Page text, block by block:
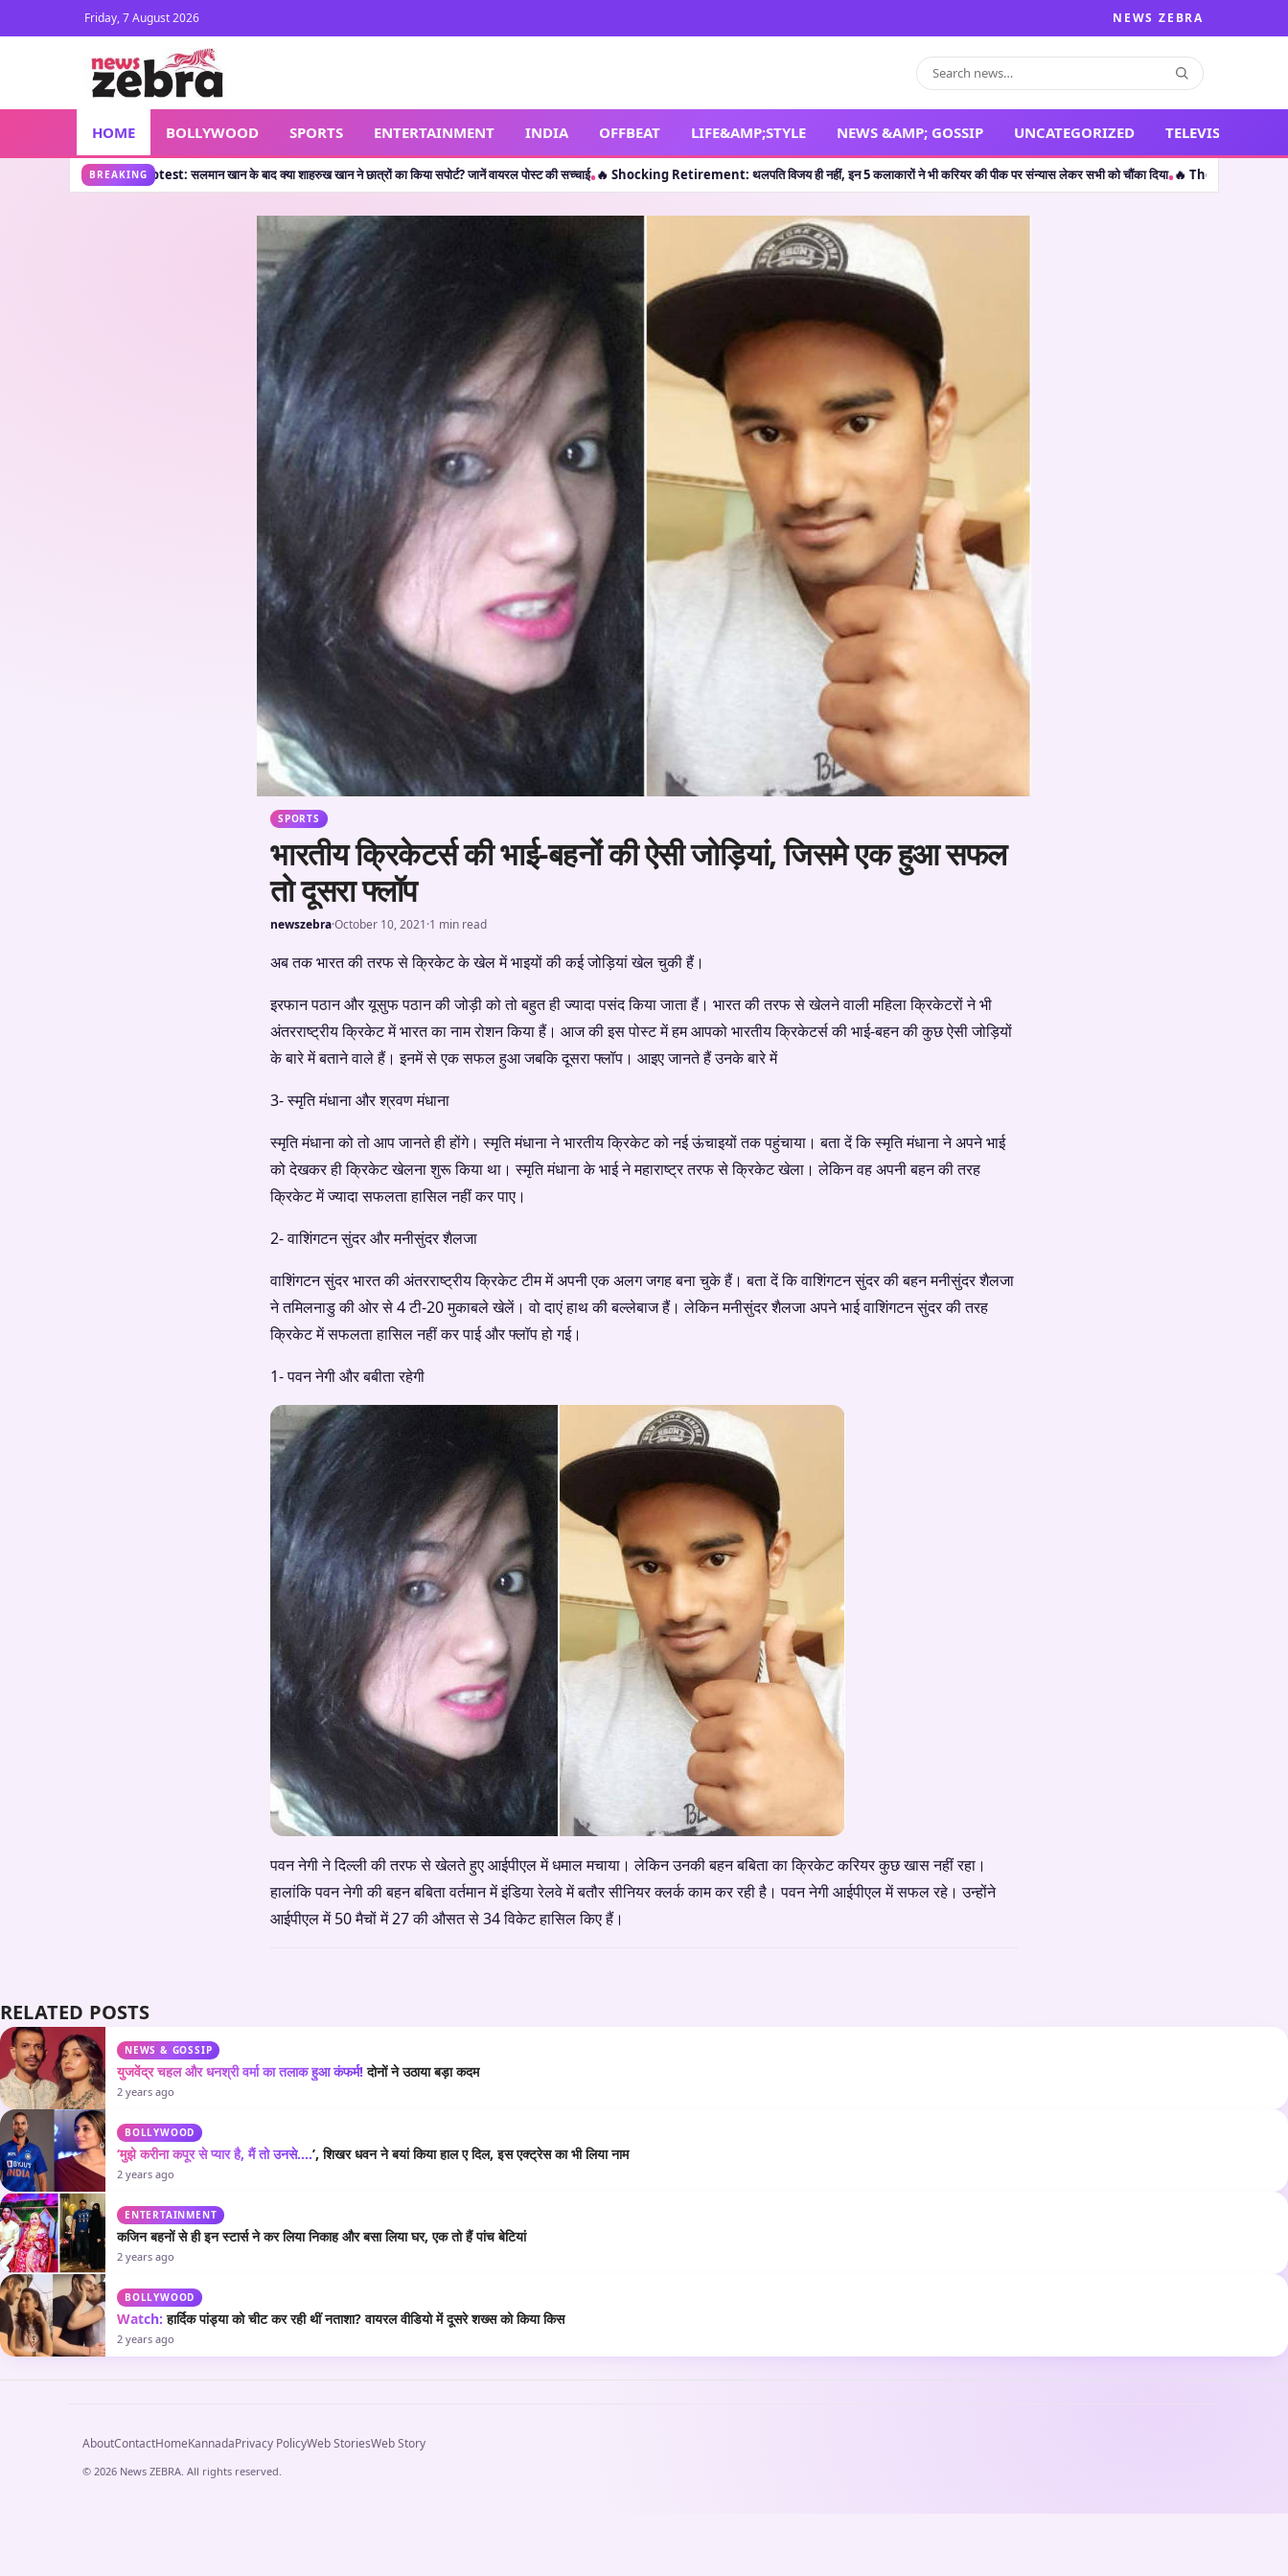
Friday, 7 August 2026 NEWS ZEBRA
HOME BOLLYWOOD SPORTS ENTERTAINMENT INDIA OFFBEAT LIFE&AMP;STYLE NEWS &AMP; GOSSIP UNCATEGORIZED TELEVISION
BREAKING
Protest: सलमान खान के बाद क्या शाहरुख खान ने छात्रों का किया सपोर्ट? जानें वायरल पोस्ट की सच्चाई•🔥 Shocking Retirement: थलपति विजय ही नहीं, इन 5 कलाकारों ने भी करियर की पीक पर संन्यास लेकर सभी को चौंका दिया•🔥 The Odyssey: क्रिस्टोफर नोलन की ‘द
SPORTS
भारतीय क्रिकेटर्स की भाई-बहनों की ऐसी जोड़ियां, जिसमे एक हुआ सफल
तो दूसरा फ्लॉप
newszebra·October 10, 2021·1 min read
अब तक भारत की तरफ से क्रिकेट के खेल में भाइयों की कई जोड़ियां खेल चुकी हैं।
इरफान पठान और यूसुफ पठान की जोड़ी को तो बहुत ही ज्यादा पसंद किया जाता हैं। भारत की तरफ से खेलने वाली महिला क्रिकेटरों ने भी
अंतरराष्ट्रीय क्रिकेट में भारत का नाम रोशन किया हैं। आज की इस पोस्ट में हम आपको भारतीय क्रिकेटर्स की भाई-बहन की कुछ ऐसी जोड़ियों
के बारे में बताने वाले हैं। इनमें से एक सफल हुआ जबकि दूसरा फ्लॉप। आइए जानते हैं उनके बारे में
3- स्मृति मंधाना और श्रवण मंधाना
स्मृति मंधाना को तो आप जानते ही होंगे। स्मृति मंधाना ने भारतीय क्रिकेट को नई ऊंचाइयों तक पहुंचाया। बता दें कि स्मृति मंधाना ने अपने भाई
को देखकर ही क्रिकेट खेलना शुरू किया था। स्मृति मंधाना के भाई ने महाराष्ट्र तरफ से क्रिकेट खेला। लेकिन वह अपनी बहन की तरह
क्रिकेट में ज्यादा सफलता हासिल नहीं कर पाए।
2- वाशिंगटन सुंदर और मनीसुंदर शैलजा
वाशिंगटन सुंदर भारत की अंतरराष्ट्रीय क्रिकेट टीम में अपनी एक अलग जगह बना चुके हैं। बता दें कि वाशिंगटन सुंदर की बहन मनीसुंदर शैलजा
ने तमिलनाडु की ओर से 4 टी-20 मुकाबले खेलें। वो दाएं हाथ की बल्लेबाज हैं। लेकिन मनीसुंदर शैलजा अपने भाई वाशिंगटन सुंदर की तरह
क्रिकेट में सफलता हासिल नहीं कर पाई और फ्लॉप हो गई।
1- पवन नेगी और बबीता रहेगी
पवन नेगी ने दिल्ली की तरफ से खेलते हुए आईपीएल में धमाल मचाया। लेकिन उनकी बहन बबिता का क्रिकेट करियर कुछ खास नहीं रहा।
हालांकि पवन नेगी की बहन बबिता वर्तमान में इंडिया रेलवे में बतौर सीनियर क्लर्क काम कर रही है। पवन नेगी आईपीएल में सफल रहे। उन्होंने
आईपीएल में 50 मैचों में 27 की औसत से 34 विकेट हासिल किए हैं।
RELATED POSTS
NEWS & GOSSIP
युजवेंद्र चहल और धनश्री वर्मा का तलाक हुआ कंफर्म!दोनों ने उठाया बड़ा कदम
2 years ago
BOLLYWOOD
‘मुझे करीना कपूर से प्यार है, मैं तो उनसे….’, शिखर धवन ने बयां किया हाल ए दिल, इस एक्ट्रेस का भी लिया नाम
2 years ago
ENTERTAINMENT
कजिन बहनों से ही इन स्टार्स ने कर लिया निकाह और बसा लिया घर, एक तो हैं पांच बेटियां
2 years ago
BOLLYWOOD
Watch: हार्दिक पांड्या को चीट कर रही थीं नताशा? वायरल वीडियो में दूसरे शख्स को किया किस
2 years ago
AboutContactHomeKannadaPrivacy PolicyWeb StoriesWeb Story
© 2026 News ZEBRA. All rights reserved.